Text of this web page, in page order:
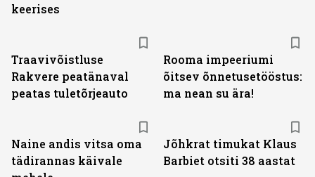
keerises
Traavivõistluse
Rakvere peatänaval
peatas tuletõrjeauto
Rooma impeeriumi
õitsev õnnetusetööstus:
ma nean su ära!
Naine andis vitsa oma
tädirannas käivale
Jõhkrat timukat Klaus
Barbiet otsiti 38 aastat